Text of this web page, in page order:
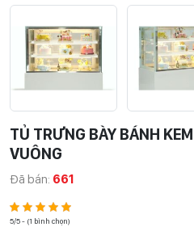
TỦ TRƯNG BÀY BÁNH
VUÔNG
Đã bán: 661
5/5 - (1 bình chọn)